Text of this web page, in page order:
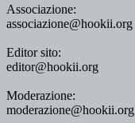
Associazione:
associazione@hookii.org
Editor sito:
editor@hookii.org
Moderazione:
moderazione@hookii.org